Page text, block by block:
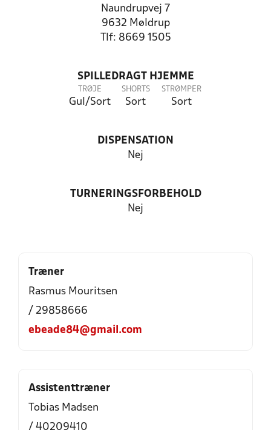
Naundrupvej 7
9632 Møldrup
Tlf: 8669 1505
SPILLEDRAGT HJEMME
TRØJE
Gul/Sort
SHORTS
Sort
STRØMPER
Sort
DISPENSATION
Nej
TURNERINGSFORBEHOLD
Nej
Træner
Rasmus Mouritsen
/ 29858666
ebeade84@gmail.com
Assistenttræner
Tobias Madsen
/ 40209410